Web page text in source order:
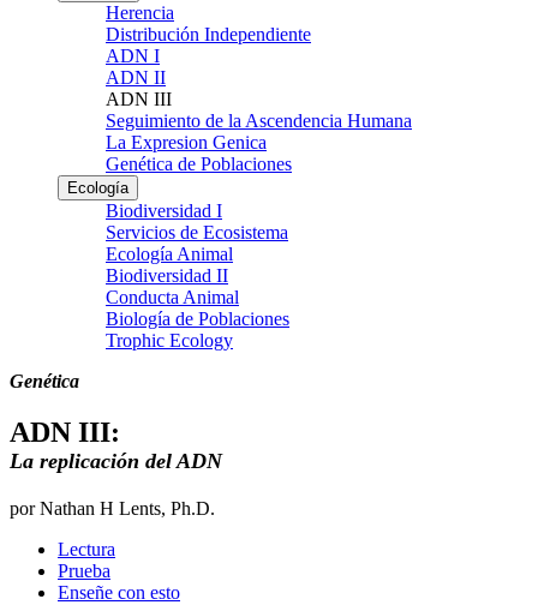
Herencia
Distribución Independiente
ADN I
ADN II
ADN III
Seguimiento de la Ascendencia Humana
La Expresion Genica
Genética de Poblaciones
Ecología
Biodiversidad I
Servicios de Ecosistema
Ecología Animal
Biodiversidad II
Conducta Animal
Biología de Poblaciones
Trophic Ecology
Genética
ADN III:
La replicación del ADN
por Nathan H Lents, Ph.D.
Lectura
Prueba
Enseñe con esto